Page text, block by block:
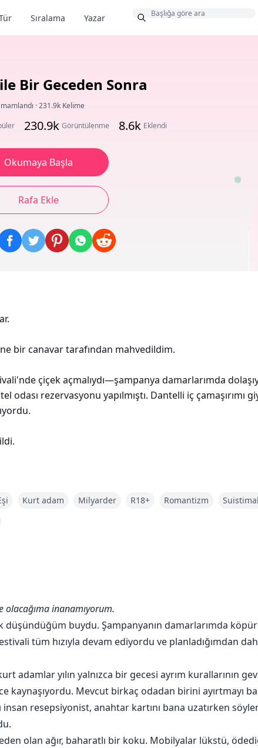
Sıralama Yazar
Bir Geceden Sonra
·231.9k Kelime
230.9k Görüntülenme 8.6k Eklendi
Okumaya Başla
Rafa Ekle
bir canavar tarafından mahvedildim.
çiçek açmalıydı—şampanya damarlarımda
rezervasyonu yapılmıştı. Dantelli iç çamaşırımı
kasıldı, demir gibi omuzlarına tırnaklarımı geçirirken
bedeni durmaksızın hareket ederken, derin ve
Moonshade Sürüsü'nün Alfa'sı, bir kurtadam,
eş olarak işaretlediğini söylüyorlar. Ama ben kurt
Brad'in dünyasında hapsolmuş biri.
Kurt adam Milyarder R18+ Romantizm
olacağıma inanamıyorum.
düşündüğüm buydu. Şampanyanın damarlarımda
tüm hızıyla devam ediyordu ve planladığımdan
adamlar yılın yalnızca bir gecesi ayrım kurallarının
kaynaşıyordu. Mevcut birkaç odadan birini ayırtmayı
resepsiyonist, anahtar kartını bana uzatırken
olan ağır, baharatlı bir koku. Mobilyalar lükstü,